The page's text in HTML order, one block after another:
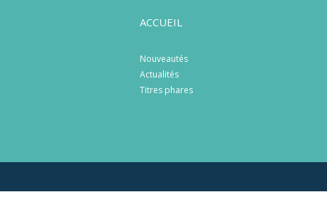
ACCUEIL
Nouveautés
Actualités
Titres phares